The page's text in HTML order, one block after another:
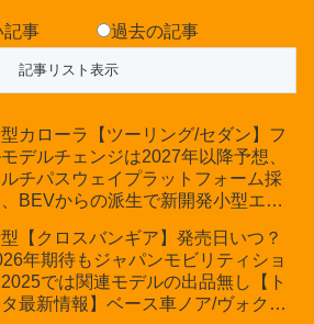
い記事 過去の記事
カローラ【ツーリング/セダン】フ
デルチェンジは2027年以降予想、
チパスウェイプラットフォーム採
、BEVからの派生で新開発小型エン
用は無しか【トヨタ最新情報】60
記念車発売
【クロスバンギア】発売日いつ？
年期待もジャパンモビリティショ
では関連モデルの出品無し【ト
最新情報】ベース車ノア/ヴォクシ